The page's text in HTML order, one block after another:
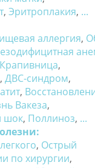
, Эритроплакия, ...
аллергия,
Крапивница,
, ДВС-синдром,
,
Вакеза,
шок, Поллиноз, ...
, Острый
по хирургии,